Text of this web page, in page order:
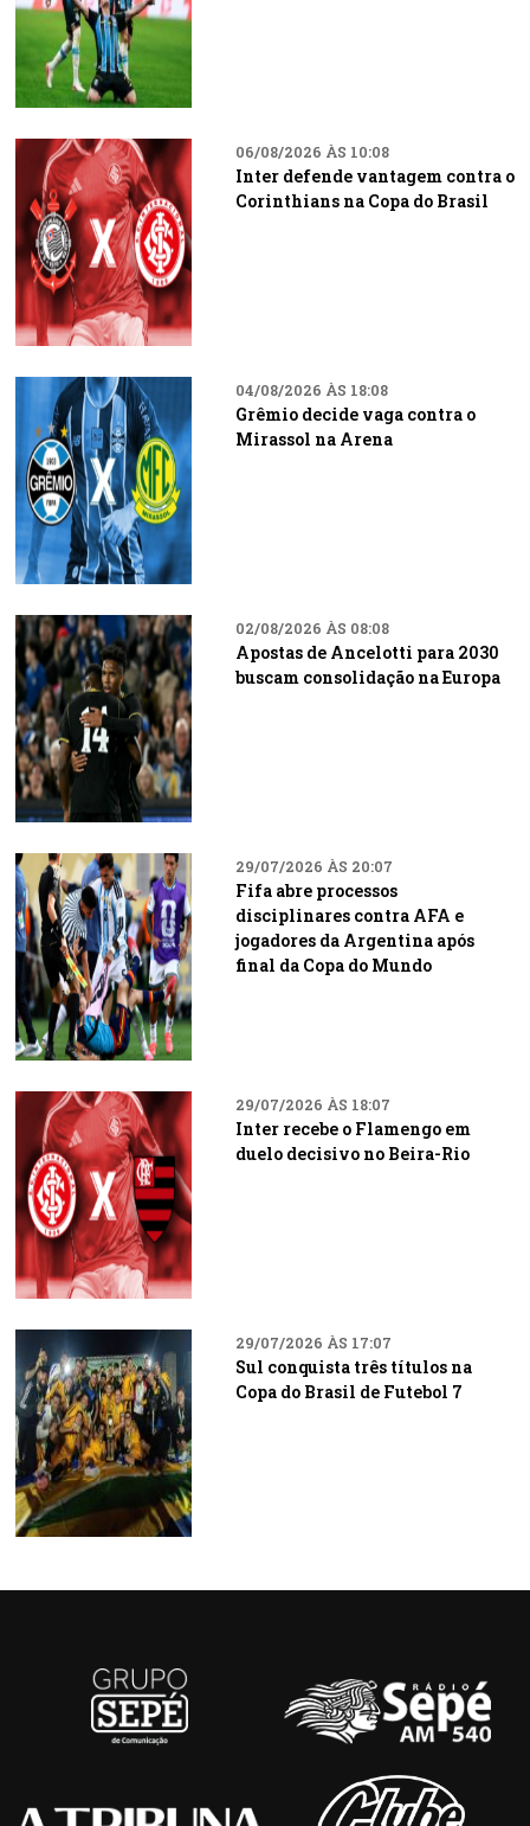
06/08/2026 ÀS 10:08
Inter defende vantagem contra o
Corinthians na Copa do Brasil
04/08/2026 ÀS 18:08
Grêmio decide vaga contra o
Mirassol na Arena
02/08/2026 ÀS 08:08
Apostas de Ancelotti para 2030
buscam consolidação na Europa
29/07/2026 ÀS 20:07
Fifa abre processos
disciplinares contra AFA e
jogadores da Argentina após
final da Copa do Mundo
29/07/2026 ÀS 18:07
Inter recebe o Flamengo em
duelo decisivo no Beira-Rio
29/07/2026 ÀS 17:07
Sul conquista três títulos na
Copa do Brasil de Futebol 7